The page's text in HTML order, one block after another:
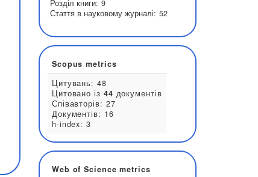
Розділ книги:
Стаття в науковому журналі:
Документів: 16
h-index: 3